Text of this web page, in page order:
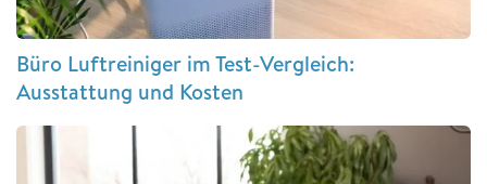
Büro Luftreiniger im Test-Vergleich:
Ausstattung und Kosten